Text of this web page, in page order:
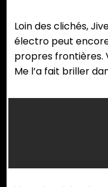
Loin des clichés,
électro peut
propres frontières.
Me l’a fait briller